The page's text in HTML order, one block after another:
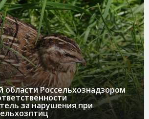
области Россельхознадзором
за нарушения при